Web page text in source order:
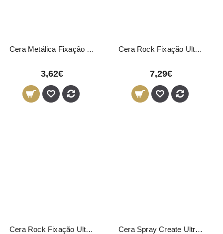
Cera Metálica Fixação Forte Novon Professional 50ml
3,62€
Cera Rock Fixação Ultra Forte Novon Professional 150ml
7,29€
Cera Rock Fixação Ultra Forte Novon Professional 50ml Cera Spray Create Ultra Forte Novon 200ml